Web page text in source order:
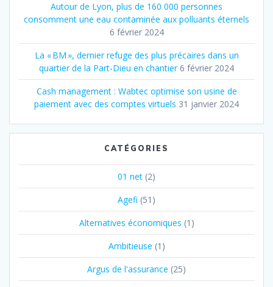
Autour de Lyon, plus de 160 000 personnes
consomment une eau contaminée aux polluants éternels
6 février 2024
La « BM », dernier refuge des plus précaires dans un
quartier de la Part‐Dieu en chantier 6 février 2024
Cash management : Wabtec optimise son usine de
paiement avec des comptes virtuels 31 janvier 2024
CATÉGORIES
01 net (2)
Agefi (51)
Alternatives économiques (1)
Ambitieuse (1)
Argus de l'assurance (25)